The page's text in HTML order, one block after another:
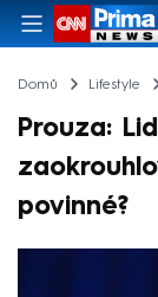
Domů Lifestyle
Prouza:
povinné?